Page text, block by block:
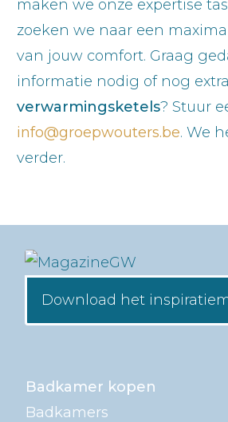
maken we onze expertise
zoeken we naar een
van jouw comfort. Graag
informatie nodig of nog
verwarmingsketels? Stuur
info@groepwouters.be. We
verder.
Download het
Badkamer kopen
Badkamers